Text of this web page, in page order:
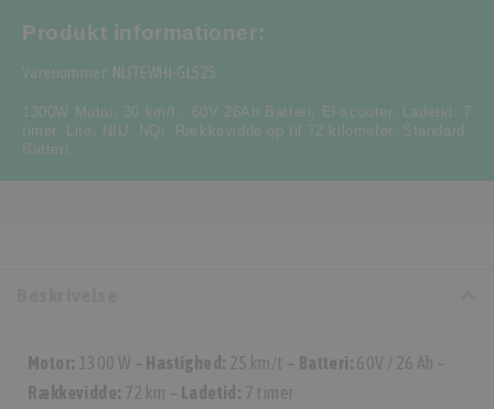
Produkt informationer:
Varenummer: NLITEWHI-GLS25
1300W Motor, 30 km/t. , 60V 26Ah Batteri, El-scooter,
Ladetid: 7
timer, Lite , NIU , NQi , Rækkevidde op til 72 kilometer, Standard
Batteri
Motor: 1300 W – Hastighed: 25 km/t – Batteri: 60V / 26 Ah –
Rækkevidde: 72 km – Ladetid: 7 timer